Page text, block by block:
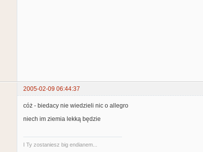
2005-02-09 06:44:37
cóż - biedacy nie wiedzieli nic o allegro
niech im ziemia lekką będzie
I Ty zostaniesz big endianem...